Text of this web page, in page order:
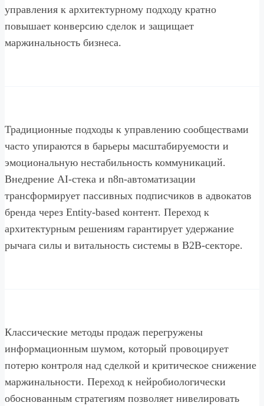
управления к архитектурному подходу кратно
повышает конверсию сделок и защищает
маржинальность бизнеса.
Традиционные подходы к управлению сообществами
часто упираются в барьеры масштабируемости и
эмоциональную нестабильность коммуникаций.
Внедрение AI-стека и n8n-автоматизации
трансформирует пассивных подписчиков в адвокатов
бренда через Entity-based контент. Переход к
архитектурным решениям гарантирует удержание
рычага силы и витальность системы в B2B-секторе.
Классические методы продаж перегружены
информационным шумом, который провоцирует
потерю контроля над сделкой и критическое снижение
маржинальности. Переход к нейробиологически
обоснованным стратегиям позволяет нивелировать